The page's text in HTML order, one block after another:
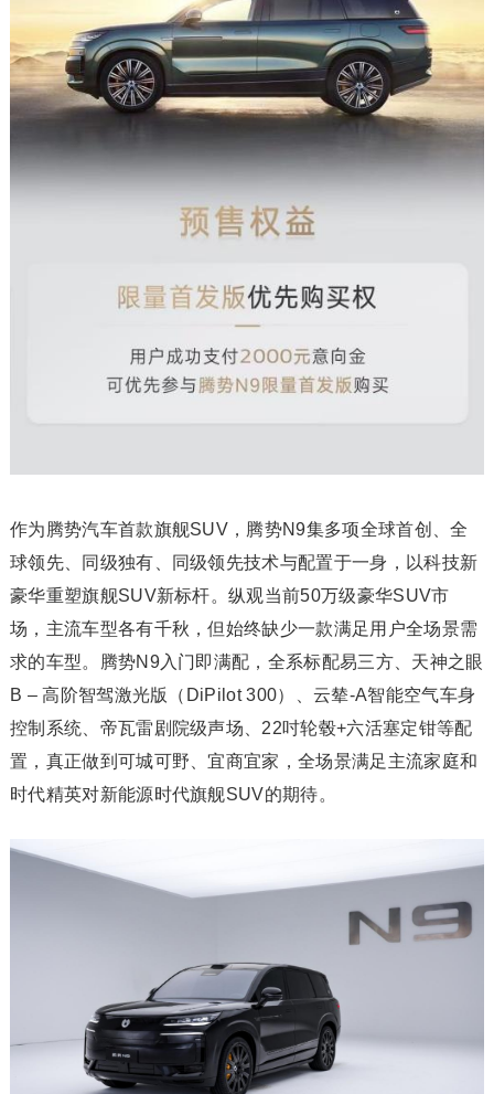
作为腾势汽车首款旗舰SUV，腾势N9集多项全球首创、全
球领先、同级独有、同级领先技术与配置于一身，以科技新
豪华重塑旗舰SUV新标杆。纵观当前50万级豪华SUV市
场，主流车型各有千秋，但始终缺少一款满足用户全场景需
求的车型。腾势N9入门即满配，全系标配易三方、天神之眼
B – 高阶智驾激光版（DiPilot 300）、云辇-A智能空气车身
控制系统、帝瓦雷剧院级声场、22吋轮毂+六活塞定钳等配
置，真正做到可城可野、宜商宜家，全场景满足主流家庭和
时代精英对新能源时代旗舰SUV的期待。